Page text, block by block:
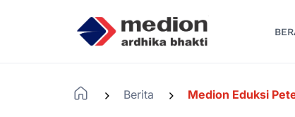
Berita Medion Eduksi